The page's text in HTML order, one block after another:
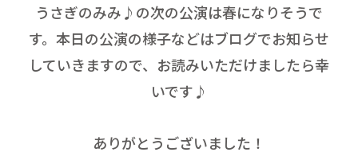
うさぎのみみ♪の次の公演は春になりそうで
す。本日の公演の様子などはブログでお知らせ
していきますので、お読みいただけましたら幸
いです♪
ありがとうございました！